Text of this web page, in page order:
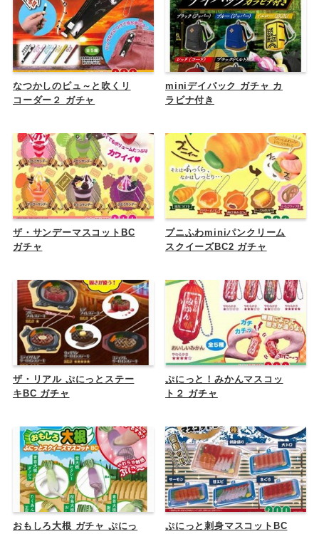
なつかしのピュ～と吹くリ
コーダー２ ガチャ
miniデイパック ガチャ カ
ラビナ付き
ザ・サンデーマスコットBC
ガチャ
プニふわminiパンクリーム
スクイーズBC2 ガチャ
ザ・リアル ぷにっとステー
キBC ガチャ
ぷにっと！みかんマスコッ
ト２ ガチャ
おもしろ大根 ガチャ ぷにっ
ぷにっと刺身マスコットBC